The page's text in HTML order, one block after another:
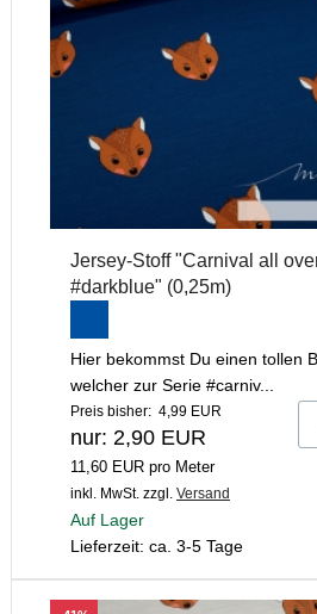
Jersey-Stoff "Carnival all
#darkblue" (0,25m)
Hier bekommst Du einen tollen
welcher zur Serie #carniv...
Preis bisher: 4,99 EUR
nur: 2,90 EUR
11,60 EUR pro Meter
inkl. MwSt. zzgl. Versand
Auf Lager
Lieferzeit: ca. 3-5 Tage